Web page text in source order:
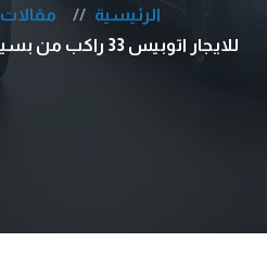
الرئيسية مقالات
للايجار اتوبيس 33 راكب من بسيوني ترافيل-01100092199